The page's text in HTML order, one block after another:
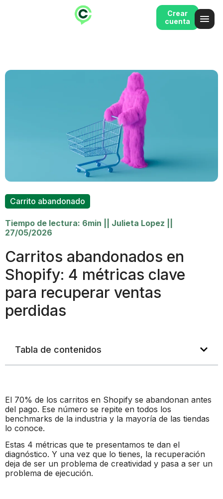
Crear
cuenta
Carrito abandonado
Tiempo de lectura: 6min Julieta Lopez
27/05/2026
Carritos abandonados en
Shopify: 4 métricas clave
para recuperar ventas
perdidas
Tabla de contenidos
El 70% de los carritos en Shopify se abandonan antes
del pago. Ese número se repite en todos los
benchmarks de la industria y la mayoría de las tiendas
lo conoce.
Estas 4 métricas que te presentamos te dan el
diagnóstico. Y una vez que lo tienes, la recuperación
deja de ser un problema de creatividad y pasa a ser un
problema de ejecución.